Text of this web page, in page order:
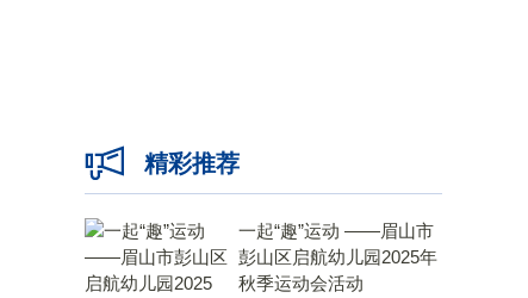
精彩推荐
一起“趣”运动 ——眉山市
彭山区启航幼儿园2025年
秋季运动会活动